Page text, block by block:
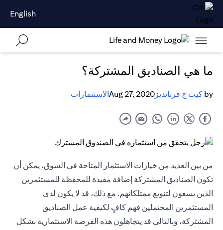
English
ما هي الصناديق المشتركة؟
by كيث ج فرنانديز Aug 27, 2020الاستثمارات
من بين العديد من خيارات الاستثمار المتاحة في السوق، يمكن أن
تكون الصناديق المشتركة إضافة مفيدة للمحفظة للمستثمرين
الذين يسعون لتنويع ممتلكاتهم. مع ذلك، قد لا يكون لدى
المستثمرين المحتملين فهم كافٍ لكيفية عمل الصناديق
المشتركة، وبالتالي قد يتجاهلون هذه الفرصة الاستثمارية بشكل